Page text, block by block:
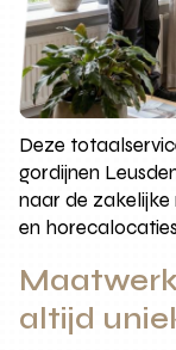
Deze
gordijnen
naar de
en
altijd